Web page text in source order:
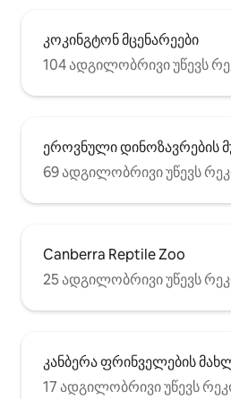
კოკინგტონ მცენარეები
104 ადგილობრივი უწევს
ეროვნული დინოზავრების
69 ადგილობრივი უწევს
Canberra Reptile Zoo
25 ადგილობრივი უწევს
კანბერა ფრინველების
17 ადგილობრივი უწევს